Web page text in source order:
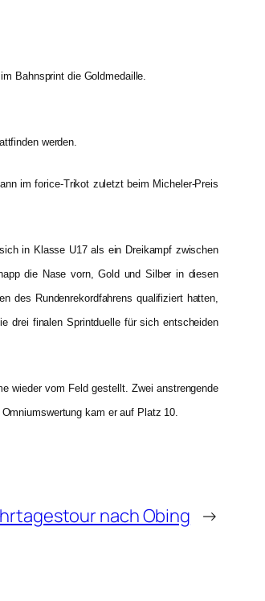
Bahnsprint die Goldmedaille.
werden.
im forice-Trikot zuletzt beim Micheler-Preis
in Klasse U17 als ein Dreikampf zwischen
die Nase vorn, Gold und Silber in diesen
des Rundenrekordfahrens qualifiziert hatten,
drei finalen Sprintduelle für sich entscheiden
wieder vom Feld gestellt. Zwei anstrengende
kam er auf Platz 10.
nach Obing →